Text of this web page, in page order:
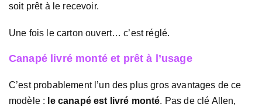
soit prêt à le recevoir.
Une fois le carton ouvert… c’est réglé.
Canapé livré monté et prêt à l’usage
C’est probablement l’un des plus gros avantages de ce
modèle : le canapé est livré monté. Pas de clé Allen,